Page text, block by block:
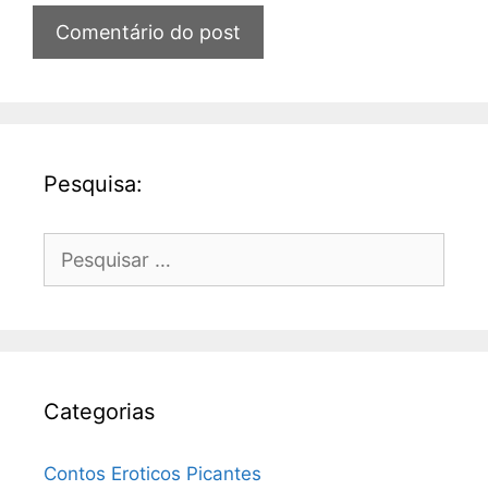
Pesquisa:
por:
Categorias
Contos Eroticos Picantes